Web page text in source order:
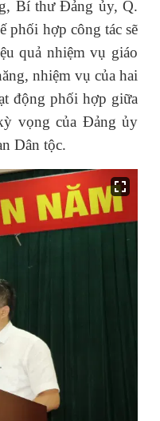
Bí thư Đảng ủy, Q.
phối hợp công tác sẽ
quả nhiệm vụ giáo
nhiệm vụ của hai
động phối hợp giữa
vọng của Đảng ủy
Dân tộc.